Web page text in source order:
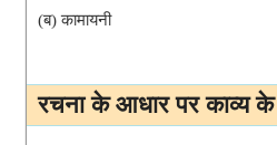
(ब) कामायनी
रचना के आधार पर काव्य